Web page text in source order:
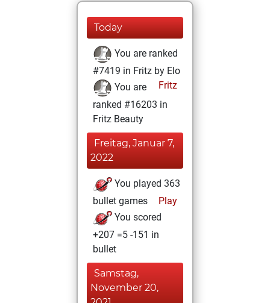
Today
You are ranked
#7419 in Fritz by Elo
Fritz
You are
ranked #16203 in
Fritz Beauty
Freitag, Januar 7,
2022
You played 363
bullet games
Play
You scored
+207 =5 -151 in
bullet
Samstag,
November 20,